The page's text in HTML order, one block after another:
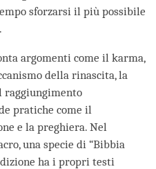
sforzarsi il più possibile
argomenti come il karma,
della rinascita, la
raggiungimento
pratiche come il
e la preghiera. Nel
una specie di “Bibbia
ha i propri testi